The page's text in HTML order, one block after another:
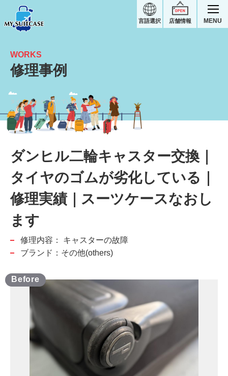
店舗情報
言語選択 MENU
タイヤのゴムが劣化している｜ダンヒルスーツケース修理実績
WORKS
修理事例
ダンヒル二輪キャスター交換｜
タイヤのゴムが劣化している｜
修理実績｜スーツケースなおし
ます
修理内容：
キャスターの故障
ブランド：その他(others)